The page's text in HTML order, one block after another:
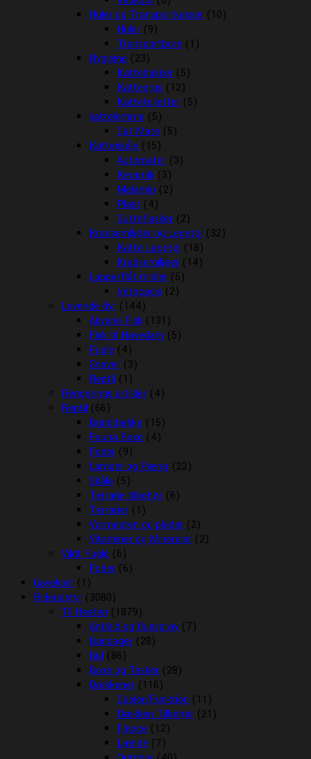
Huler og Transportkasser (10)
Huler (9)
Transportbure (1)
Hygiejne (23)
Kattebakker (5)
Kattegrus (12)
Kattetoiletter (5)
kattelemme (5)
Cat Mate (5)
Katteskåle (15)
Automater (3)
Keramik (3)
Melamin (2)
Plast (4)
Sutteflasker (2)
Kradsemiljøer og Legetøj (32)
Katte Legetøj (18)
Kradsemiljøer (14)
Loppe/flåt midler (5)
Vetocanis (2)
Levende dyr (144)
Akvarie Fisk (131)
Fisk til Havedam (5)
Fugle (4)
Gnaver (3)
Reptil (1)
Rengørings artikler (4)
Reptil (66)
Bunddække (15)
Fauna Boxe (4)
Foder (9)
Lamper og Pærer (22)
Skåle (5)
Terrarie tilbehør (6)
Terrarier (1)
Varmesten og plader (2)
Vitaminer og Mineraler (2)
Vildt Fugle (6)
Foder (6)
Gavekort (1)
Rideudstyr (3080)
Til Hesten (1879)
Antibid og fluespray (7)
Bandager (28)
Bid (86)
Boxe og Tasker (28)
Dækkener (116)
Cooler/Funktion (11)
Dækken Tilbehør (21)
Fleece (12)
Lænde (7)